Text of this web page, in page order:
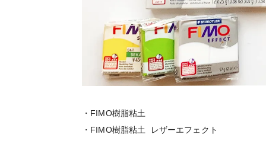
・FIMO樹脂粘土
・FIMO樹脂粘土 レザーエフェクト